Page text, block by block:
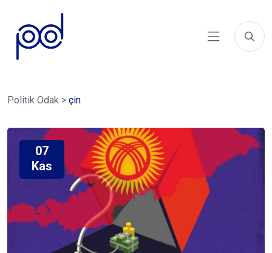
Politik Odak > çin
07
Kas